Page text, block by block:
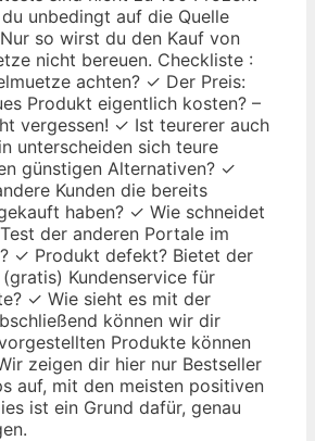
unbedingt auf die Quelle
so wirst du den Kauf von
nicht bereuen. Checkliste :
achten? ✓ Der Preis:
Produkt eigentlich kosten? –
vergessen! ✓ Ist teurerer auch
unterscheiden sich teure
günstigen Alternativen? ✓
Kunden die bereits
haben? ✓ Wie schneidet
der anderen Portale im
✓ Produkt defekt? Bietet der
Kundenservice für
✓ Wie sieht es mit der
können wir dir
Produkte können
zeigen dir hier nur Bestseller
auf, mit den meisten positiven
ist ein Grund dafür, genau